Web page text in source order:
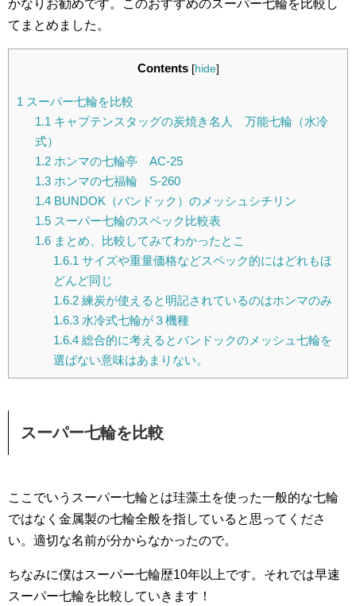
かなりお勧めです。このおすすめのスーパー七輪を比較し
てまとめました。
Contents [hide]
1 スーパー七輪を比較
1.1 キャプテンスタッグの炭焼き名人 万能七輪（水冷
式）
1.2ホンマの七輪亭 AC-25
1.3ホンマの七福輪 S-260
1.4BUNDOK（バンドック）のメッシュシチリン
1.5スーパー七輪のスペック比較表
1.6まとめ、比較してみてわかったとこ
1.6.1 サイズや重量価格などスペック的にはどれもほ
どんど同じ
1.6.2練炭が使えると明記されているのはホンマのみ
1.6.3水冷式七輪が３機種
1.6.4総合的に考えるとバンドックのメッシュ七輪を
選ばない意味はあまりない。
スーパー七輪を比較
ここでいうスーパー七輪とは珪藻土を使った一般的な七輪
ではなく金属製の七輪全般を指していると思ってくださ
い。適切な名前が分からなかったので。
ちなみに僕はスーパー七輪歴10年以上です。それでは早速
スーパー七輪を比較していきます！